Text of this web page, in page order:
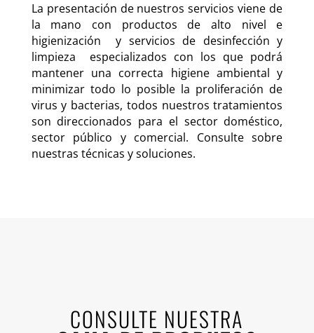
La presentación de nuestros servicios viene de
la mano con productos de alto nivel e
higienización
y servicios de desinfección y
limpieza
especializados con los que podrá
mantener una correcta higiene ambiental y
minimizar todo lo posible la proliferación de
virus y bacterias, todos nuestros tratamientos
son direccionados para el sector doméstico,
sector público y comercial. Consulte sobre
nuestras técnicas y soluciones.
CONSULTE NUESTRA